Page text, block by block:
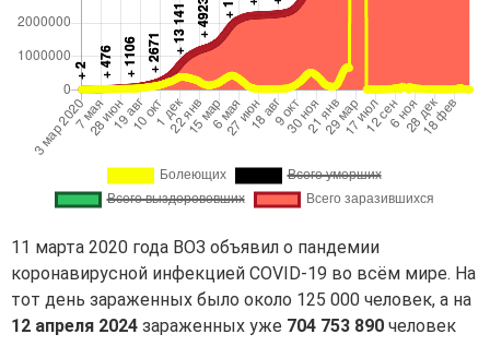
11 марта 2020 года ВОЗ объявил о пандемии
коронавирусной инфекцией COVID-19 во всём мире. На
тот день зараженных было около 125 000 человек, а на
12 апреля 2024 зараженных уже 704 753 890 человек